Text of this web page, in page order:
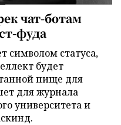
чат-ботам
фуда
символом статуса,
будет
пище для
для журнала
университета и